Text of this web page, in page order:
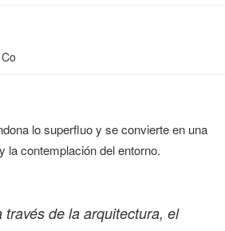
lo superfluo y se convierte en una
la contemplación del entorno.
de la arquitectura, el